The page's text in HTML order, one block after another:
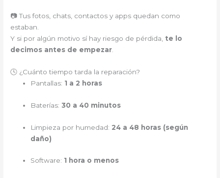
📷 Tus fotos, chats, contactos y apps quedan como
estaban.
Y si por algún motivo sí hay riesgo de pérdida, te lo
decimos antes de empezar
🕓 ¿Cuánto tiempo tarda la reparación?
Pantallas: 1 a 2 horas
Baterías:30 a 40 minutos
Limpieza por humedad: 24 a 48 horas (según
daño)
Software: 1 hora o menos